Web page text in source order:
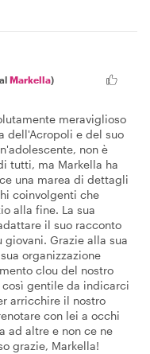
Markella)
meraviglioso
dell'Acropoli e del suo
non è
tutti, ma Markella ha
una marea di dettagli
coinvolgenti che
alla fine. La sua
il suo racconto
Grazie alla sua
organizzazione
clou del nostro
così gentile da indicarci
arricchire il nostro
con lei a occhi
ad altre e non ce ne
grazie, Markella!